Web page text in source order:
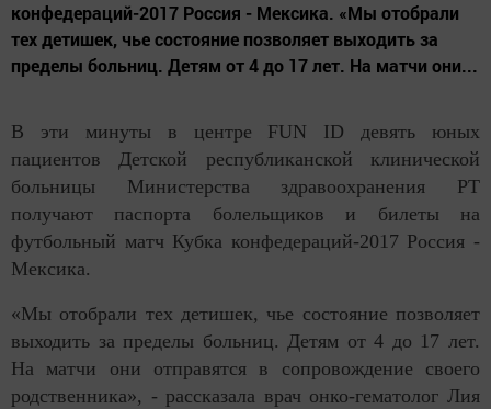
конфедераций-2017 Россия - Мексика. «Мы отобрали
тех детишек, чье состояние позволяет выходить за
пределы больниц. Детям от 4 до 17 лет. На матчи они...
В эти минуты в центре FUN ID девять юных
пациентов Детской республиканской клинической
больницы Министерства здравоохранения РТ
получают паспорта болельщиков и билеты на
футбольный матч Кубка конфедераций-2017 Россия -
Мексика.
«Мы отобрали тех детишек, чье состояние позволяет
выходить за пределы больниц. Детям от 4 до 17 лет.
На матчи они отправятся в сопровождение своего
родственника», - рассказала врач онко-гематолог Лия